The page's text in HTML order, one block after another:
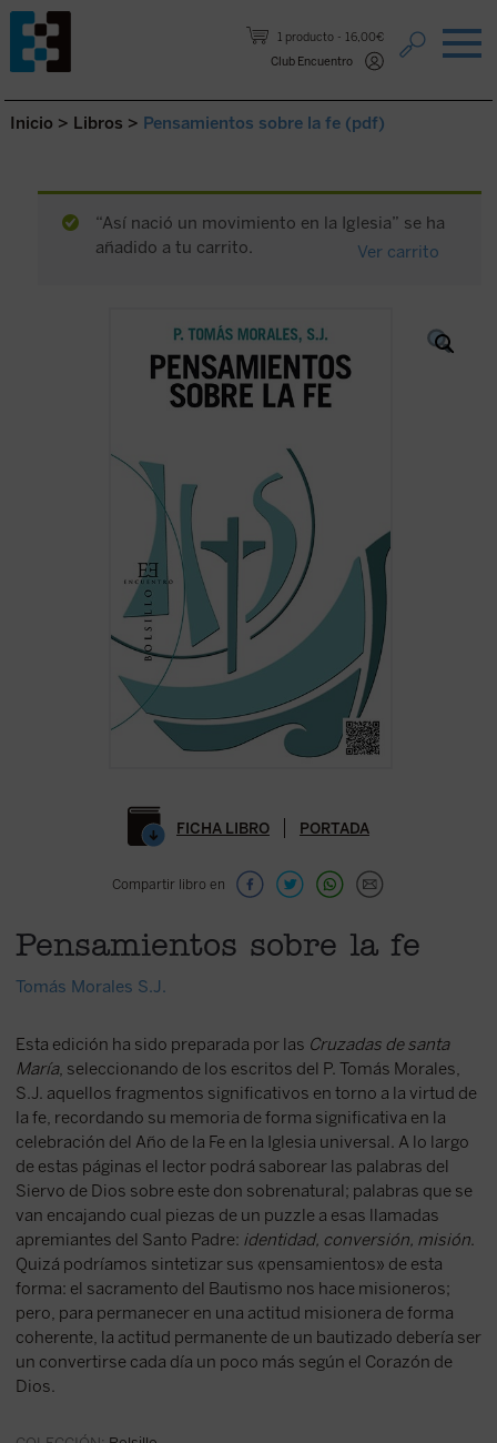
1 producto
16,00€
Club Encuentro
Saltar al contenido.
Inicio > Libros > Pensamientos sobre la fe (pdf)
“Así nació un movimiento en la Iglesia” se ha
añadido a tu carrito.
Ver carrito
FICHA LIBRO PORTADA
Compartir libro en
Pensamientos sobre la fe
Tomás Morales S.J.
Esta edición ha sido preparada por las Cruzadas de santa
María, seleccionando de los escritos del P. Tomás Morales,
S.J. aquellos fragmentos significativos en torno a la virtud de
la fe, recordando su memoria de forma significativa en la
celebración del Año de la Fe en la Iglesia universal. A lo largo
de estas páginas el lector podrá saborear las palabras del
Siervo de Dios sobre este don sobrenatural; palabras que se
van encajando cual piezas de un puzzle a esas llamadas
apremiantes del Santo Padre: identidad, conversión, misión.
Quizá podríamos sintetizar sus «pensamientos» de esta
forma: el sacramento del Bautismo nos hace misioneros;
pero, para permanecer en una actitud misionera de forma
coherente, la actitud permanente de un bautizado debería ser
un convertirse cada día un poco más según el Corazón de
Dios.